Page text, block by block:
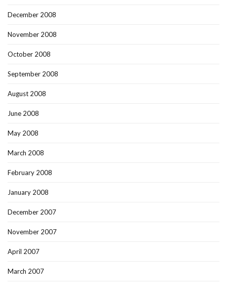
December 2008
November 2008
October 2008
September 2008
August 2008
June 2008
May 2008
March 2008
February 2008
January 2008
December 2007
November 2007
April 2007
March 2007